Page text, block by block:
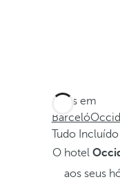
Estes em
Barceló
Tudo Incluído
O hotel
aos seus